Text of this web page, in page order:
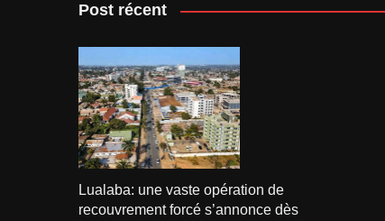
Post récent
Lualaba: une vaste opération de
recouvrement forcé s’annonce dès